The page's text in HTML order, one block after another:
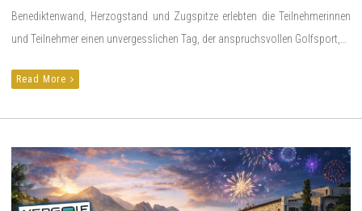
Benediktenwand, Herzogstand und Zugspitze erlebten die Teilnehmerinnen
und Teilnehmer einen unvergesslichen Tag, der anspruchsvollen Golfsport,…
Read More